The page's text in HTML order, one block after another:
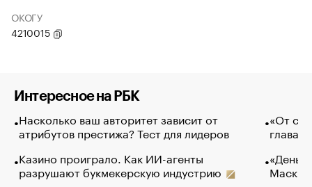
ОКОГУ
4210015
Интересное на РБК
Насколько ваш авторитет зависит от
атрибутов престижа? Тест для лидеров
Казино проиграло. Как ИИ-агенты
разрушают букмекерскую индустрию
«От
глава
Маск в